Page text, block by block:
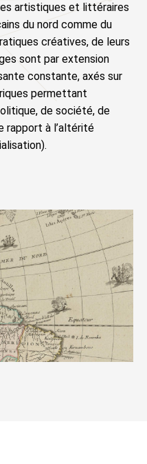
artistiques et littéraires
du nord comme du
créatives, de leurs
sont par extension
constante, axés sur
permettant
de société, de
rapport à l’altérité